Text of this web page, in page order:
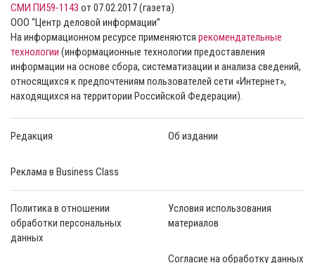
СМИ ПИ59-1143 от 07.02.2017 (газета)
ООО “Центр деловой информации”
На информационном ресурсе применяются рекомендательные
технологии (информационные технологии предоставления
информации на основе сбора, систематизации и анализа сведений,
относящихся к предпочтениям пользователей сети «Интернет»,
находящихся на территории Российской Федерации).
Редакция Об издании
Реклама в Business Class
Политика в отношении
обработки персональных
данных
Условия использования
материалов
Согласие на обработку данных